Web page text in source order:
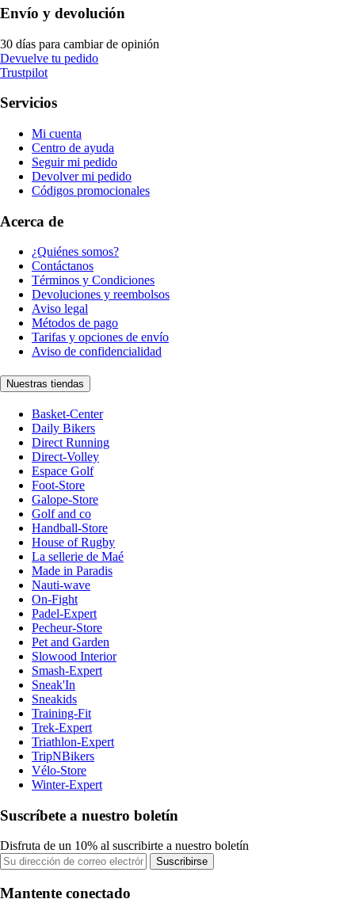
Envío y devolución
30 días para cambiar de opinión
Devuelve tu pedido
Trustpilot
Servicios
Mi cuenta
Centro de ayuda
Seguir mi pedido
Devolver mi pedido
Códigos promocionales
Acerca de
¿Quiénes somos?
Contáctanos
Términos y Condiciones
Devoluciones y reembolsos
Aviso legal
Métodos de pago
Tarifas y opciones de envío
Aviso de confidencialidad
Nuestras tiendas
Basket-Center
Daily Bikers
Direct Running
Direct-Volley
Espace Golf
Foot-Store
Galope-Store
Golf and co
Handball-Store
House of Rugby
La sellerie de Maé
Made in Paradis
Nauti-wave
On-Fight
Padel-Expert
Pecheur-Store
Pet and Garden
Slowood Interior
Smash-Expert
Sneak'In
Sneakids
Training-Fit
Trek-Expert
Triathlon-Expert
TripNBikers
Vélo-Store
Winter-Expert
Suscríbete a nuestro boletín
Disfruta de un 10% al suscribirte a nuestro boletín
Suscribirse
Mantente conectado